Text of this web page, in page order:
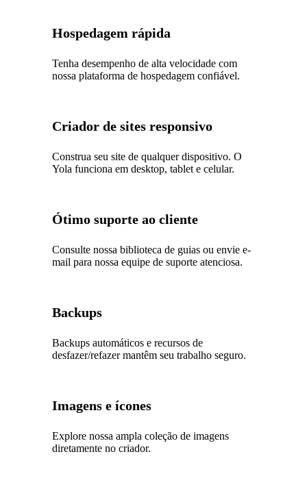
Hospedagem rápida
Tenha desempenho de alta velocidade com
nossa plataforma de hospedagem confiável.
Criador de sites responsivo
Construa seu site de qualquer dispositivo. O
Yola funciona em desktop, tablet e celular.
Ótimo suporte ao cliente
Consulte nossa biblioteca de guias ou envie e-
mail para nossa equipe de suporte atenciosa.
Backups
Backups automáticos e recursos de
desfazer/refazer mantêm seu trabalho seguro.
Imagens e ícones
Explore nossa ampla coleção de imagens
diretamente no criador.